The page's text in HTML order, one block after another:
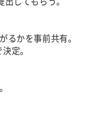
かを事前共有。
定。